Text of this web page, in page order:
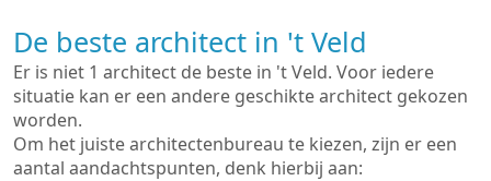
De beste architect in 't Veld
Er is niet 1 architect de beste in 't Veld. Voor iedere
situatie kan er een andere geschikte architect gekozen
worden.
Om het juiste architectenbureau te kiezen, zijn er een
aantal aandachtspunten, denk hierbij aan: